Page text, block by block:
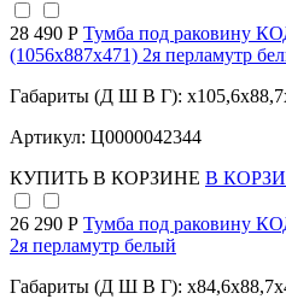
28 490 Р Тумба под раковину
(1056х887х471) 2я перламутр
Габариты (Д Ш В Г):
Артикул: Ц0000042344
КУПИТЬ В КОРЗИНЕ В
26 290 Р Тумба под раковину
2я перламутр белый
Габариты (Д Ш В Г):